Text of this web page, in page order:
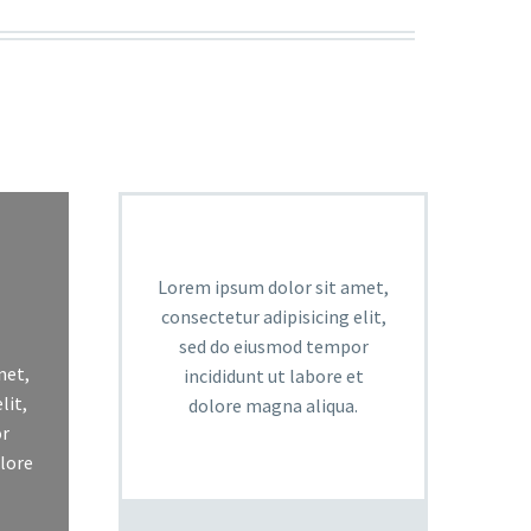
Lorem ipsum dolor sit amet,
consectetur adipisicing elit,
sed do eiusmod tempor
incididunt ut labore et
dolore magna aliqua.